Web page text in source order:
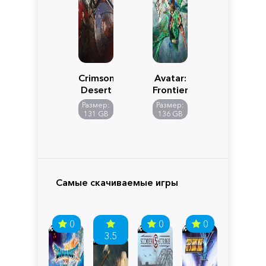
Crimson
Desert
Размер:
131 GB
Avatar:
Frontiers
of
Pandora
Размер:
136 GB
Самые скачиваемые игры
0
3.5
0 0